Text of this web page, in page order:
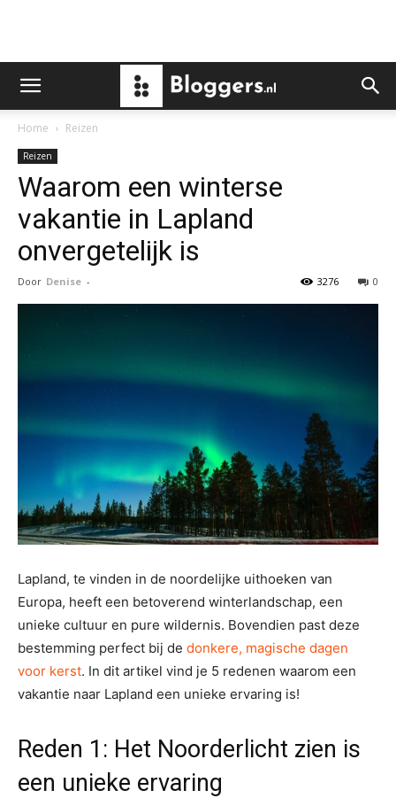
Home Reizen
Reizen
Waarom een winterse
vakantie in Lapland
onvergetelijk is
Door Denise - 0
3276
Lapland, te vinden in de noordelijke uithoeken van
Europa, heeft een betoverend winterlandschap, een
unieke cultuur en pure wildernis. Bovendien past deze
bestemming perfect bij de donkere, magische dagen
voor kerst. In dit artikel vind je 5 redenen waarom een
vakantie naar Lapland een unieke ervaring is!
Reden 1: Het Noorderlicht zien is
een unieke ervaring